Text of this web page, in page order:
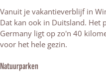
Vanuit je vakantieverblijf in
Dat kan ook in Duitsland. Het
Germany ligt op zo'n 40
voor het hele gezin.
Natuurparken